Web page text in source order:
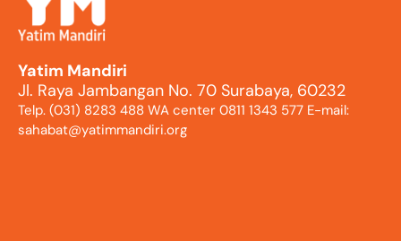
Yatim Mandiri
Jl. Raya Jambangan No. 70 Surabaya, 60232
Telp. (031) 8283 488 WA center 0811 1343 577 E-mail:
sahabat@yatimmandiri.org